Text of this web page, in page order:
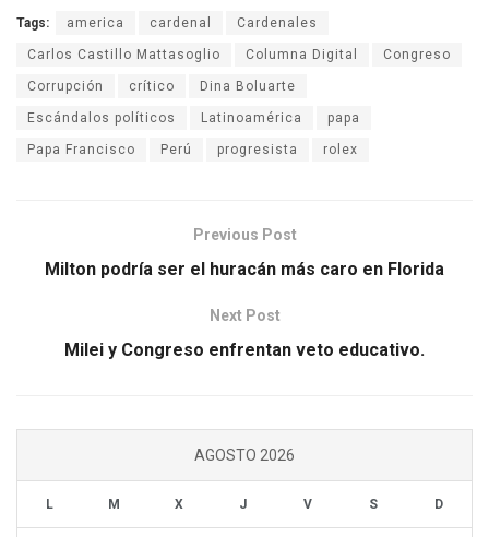
Tags: america cardenal Cardenales
Carlos Castillo Mattasoglio Columna Digital Congreso
Corrupción crítico Dina Boluarte
Escándalos políticos Latinoamérica papa
Papa Francisco Perú progresista rolex
Previous Post
Milton podría ser el huracán más caro en Florida
Next Post
Milei y Congreso enfrentan veto educativo.
AGOSTO 2026
L M X J V S D